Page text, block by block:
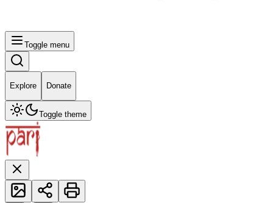
Toggle menu
Explore Donate
Toggle theme